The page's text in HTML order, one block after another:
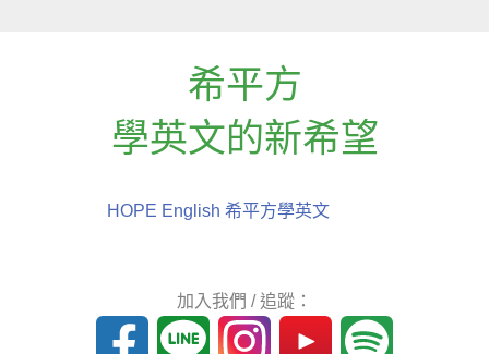
希平方
學英文的新希望
HOPE English 希平方學英文
加入我們 / 追蹤：